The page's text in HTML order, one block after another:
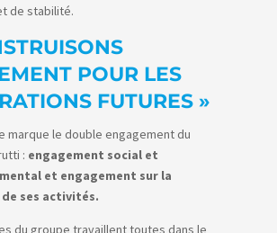
de stabilité.
POUR LES
FUTURES »
marque le double engagement du
: engagement social et
et engagement sur la
ses activités.
du groupe travaillent toutes dans le